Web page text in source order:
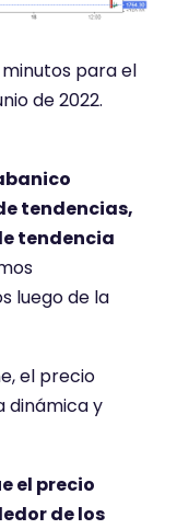
para el
de 2022.
tendencias,
tendencia
luego de la
el precio
dinámica y
el precio
de los